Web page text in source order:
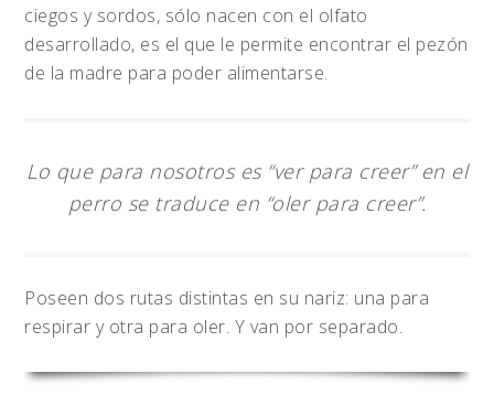
ciegos y sordos, sólo nacen con el olfato
desarrollado, es el que le permite encontrar el pezón
de la madre para poder alimentarse.
Lo que para nosotros es “ver para creer” en el
perro se traduce en “oler para creer”.
Poseen dos rutas distintas en su nariz: una para
respirar y otra para oler. Y van por separado.